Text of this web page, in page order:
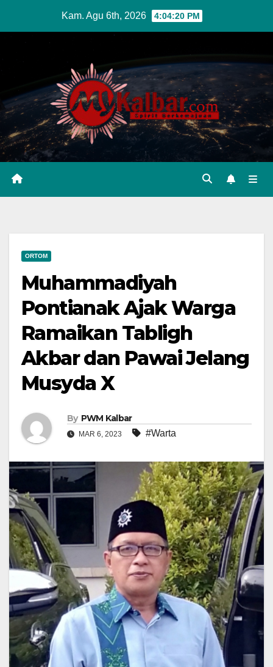
Kam. Agu 6th, 2026 4:04:21 PM
ORTOM
Muhammadiyah
Pontianak Ajak Warga
Ramaikan Tabligh
Akbar dan Pawai Jelang
Musyda X
By PWM Kalbar
MAR 6, 2023 #Warta